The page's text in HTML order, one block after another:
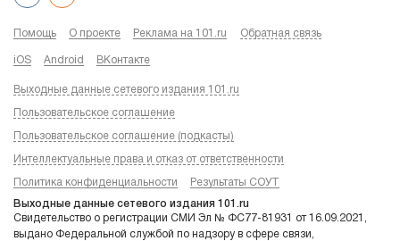
Помощь О проекте Реклама на 101.ru Обратная связь
iOS Android ВКонтакте
Выходные данные сетевого издания 101.ru
Пользовательское соглашение
Пользовательское соглашение (подкасты)
Интеллектуальные права и отказ от ответственности
Политика конфиденциальности Результаты СОУТ
Выходные данные сетевого издания 101.ru
Свидетельство о регистрации СМИ Эл № ФС77-81931 от 16.09.2021,
выдано Федеральной службой по надзору в сфере связи,